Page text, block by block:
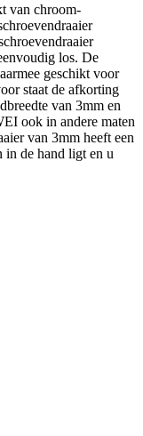
van chroom-
los. De
geschikt voor
staat de afkorting
van 3mm en
ook in andere maten
van 3mm heeft een
in de hand ligt en u